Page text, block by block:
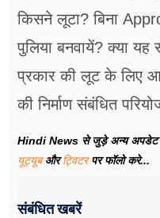
किसने लूटा? बिना
पुलिया बनवायें? क्या
प्रकार की लूट के लिए
की निर्माण संबंधित
Hindi News से जुड़े अन्य अपडेट
यूट्यूबऔरट्विटरपर फॉलो करे...
संबंधित खबरें